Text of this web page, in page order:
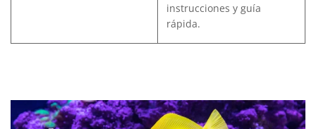
instrucciones y guía
rápida.